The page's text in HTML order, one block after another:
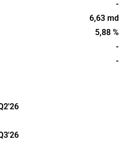
-
6,63 md
5,88 %
-
-